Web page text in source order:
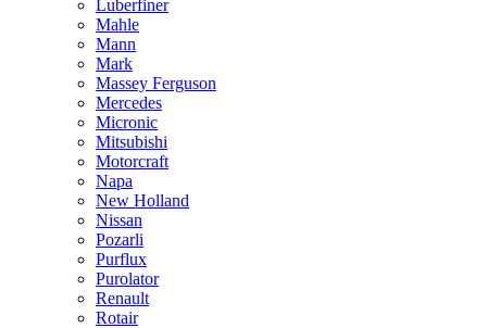
Luberfiner
Mahle
Mann
Mark
Massey Ferguson
Mercedes
Micronic
Mitsubishi
Motorcraft
Napa
New Holland
Nissan
Pozarli
Purflux
Purolator
Renault
Rotair